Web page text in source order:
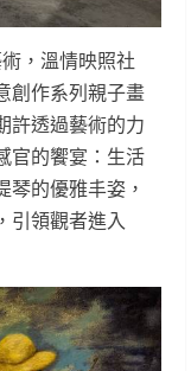
，溫情映照社
創作系列親子畫
許透過藝術的力
官的饗宴：生活
的優雅丰姿，
引領觀者進入